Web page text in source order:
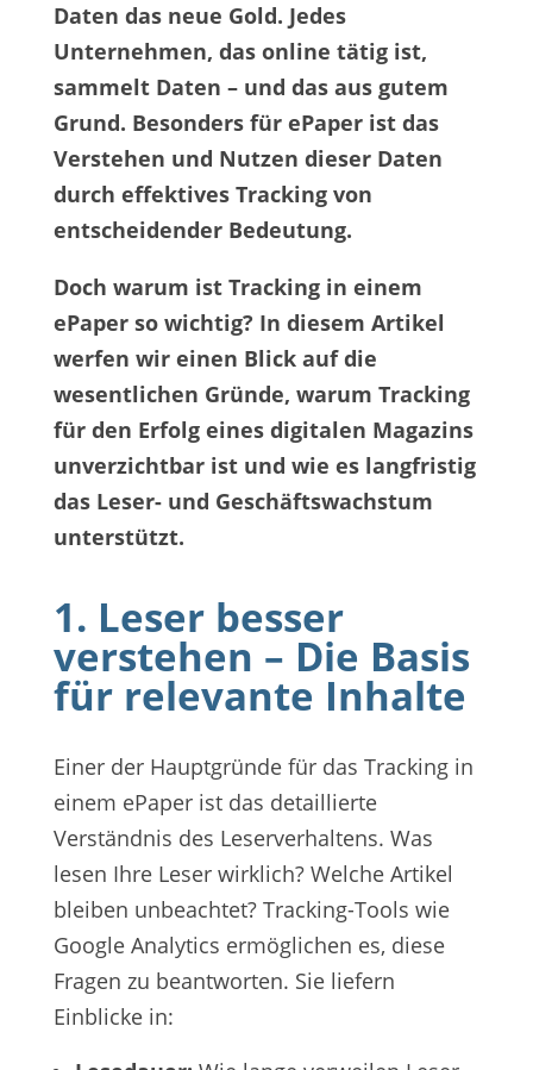
Daten das neue Gold. Jedes
Unternehmen, das online tätig ist,
sammelt Daten – und das aus gutem
Grund. Besonders für ePaper ist das
Verstehen und Nutzen dieser Daten
durch effektives Tracking von
entscheidender Bedeutung.
Doch warum ist Tracking in einem
ePaper so wichtig? In diesem Artikel
werfen wir einen Blick auf die
wesentlichen Gründe, warum Tracking
für den Erfolg eines digitalen Magazins
unverzichtbar ist und wie es langfristig
das Leser- und Geschäftswachstum
unterstützt.
1. Leser besser
verstehen – Die Basis
für relevante Inhalte
Einer der Hauptgründe für das Tracking in
einem ePaper ist das detaillierte
Verständnis des Leserverhaltens. Was
lesen Ihre Leser wirklich? Welche Artikel
bleiben unbeachtet? Tracking-Tools wie
Google Analytics ermöglichen es, diese
Fragen zu beantworten. Sie liefern
Einblicke in: